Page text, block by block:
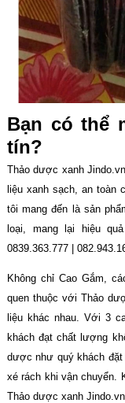
Bạn có thể
tín?
Thảo dược xanh
liệu xanh sạch, an toàn
tôi mang đến là sản
loại, mang lại hiệu
0839.363.777 |
Không chỉ Cao Gắm,
quen thuộc với Thảo
liệu khác nhau. Với 3
khách đạt chất lượng
dược như quý khách đặt
xé rách khi vận chuyển.
Thảo dược xanh Jindo.vn.